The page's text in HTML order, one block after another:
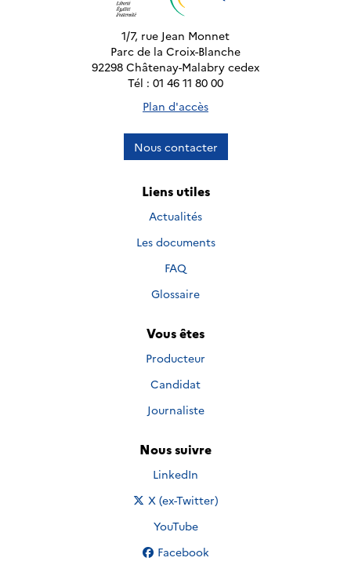
1/7, rue Jean Monnet
Parc de la Croix-Blanche
92298 Châtenay-Malabry cedex
Tél : 01 46 11 80 00
Plan d'accès
Nous contacter
Liens utiles
Actualités
Les documents
FAQ
Glossaire
Vous êtes
Producteur
Candidat
Journaliste
Nous suivre
Nous suivre sur
LinkedIn
Nous suivre sur
X (ex-Twitter)
Nous suivre sur
YouTube
Nous suivre sur
Facebook